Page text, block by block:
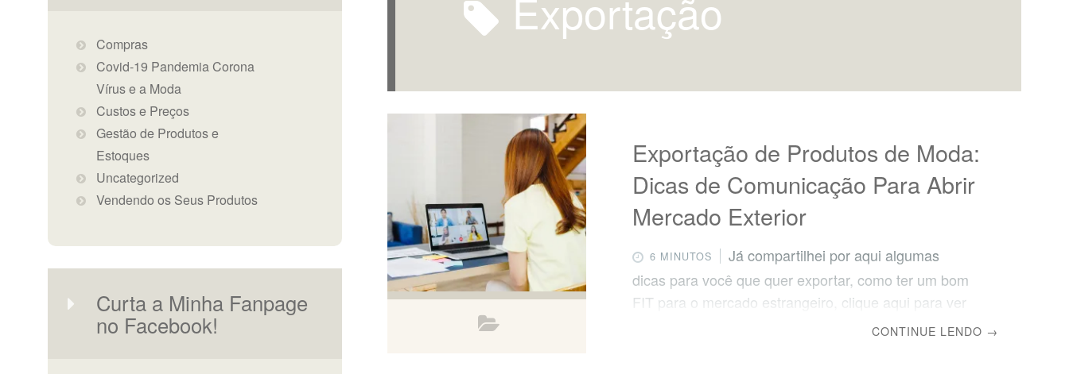
Exportação de Produtos de Moda:
Dicas de Comunicação Para Abrir
Mercado Exterior
6 MINUTOS
Já compartilhei por aqui algumas
dicas para você que quer exportar, como ter um bom
FIT para o mercado estrangeiro, clique aqui para ver
o post. Hoje vou falar sobre um ponto fundamental
CONTINUE LENDO →
Compras
Covid-19 Pandemia Corona
Vírus e a Moda
Custos e Preços
Gestão de Produtos e
Estoques
Uncategorized
Vendendo os Seus Produtos
Curta a Minha Fanpage
no Facebook!